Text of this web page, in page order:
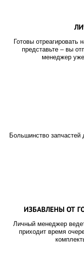
Готовы отреагировать
представьте – вы
менеджер уже
Большинство запчастей
ИЗБАВЛЕНЫ ОТ
Личный менеджер
приходит время